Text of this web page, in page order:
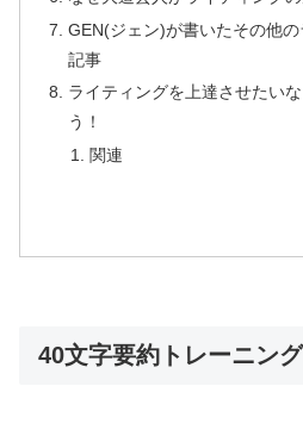
GEN(ジェン)が書いたその他
記事
ライティングを上達させたい
う！
関連
40文字要約トレーニング